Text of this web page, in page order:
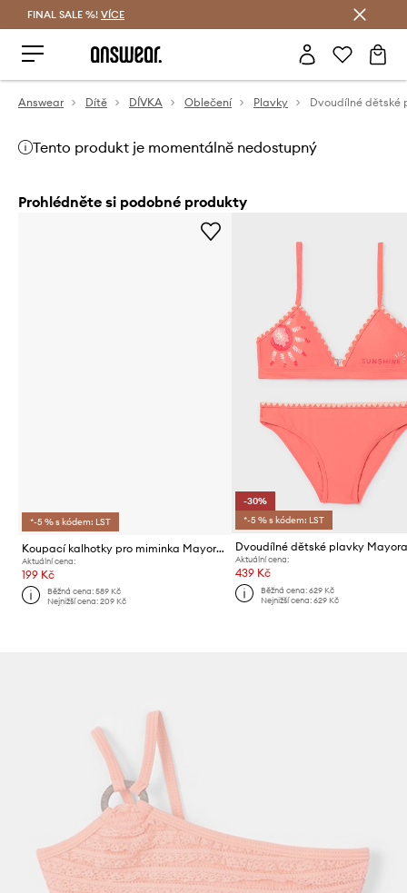
FINAL SALE %! VÍCE
Answear Dítě DÍVKA Oblečení Plavky Dvoudílné dětské
Tento produkt je momentálně nedostupný
Prohlédněte si podobné produkty
*-5 % s kódem: LST
Koupací kalhotky pro miminka Mayoral 2-pack
Aktuální cena:
199 Kč
Běžná cena:589 Kč
Nejnižší cena:209 Kč
-30%
*-5 % s kódem: LST
Dvoudílné dětské plavky
Aktuální cena:
439 Kč
Běžná cena: 629 Kč
Nejnižší cena: 629 Kč